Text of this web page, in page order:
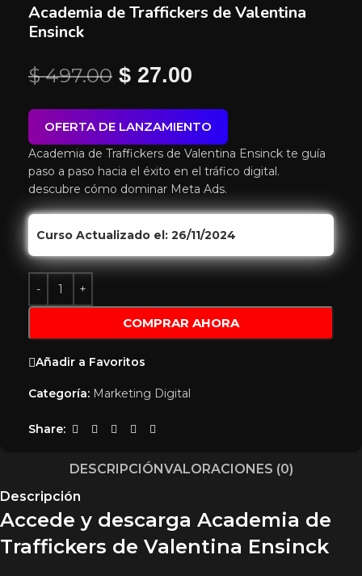
Academia de Traffickers de Valentina
Ensinck
$497.00 $ 27.00
OFERTA DE LANZAMIENTO
Academia de Traffickers de Valentina Ensinck te guía
paso a paso hacia el éxito en el tráfico digital.
descubre cómo dominar Meta Ads.
Curso Actualizado el: 26/11/2024
COMPRAR AHORA
Añadir a Favoritos
Categoría: Marketing Digital
Share:
DESCRIPCIÓN VALORACIONES (0)
Descripción
Accede y descarga Academia de
Traffickers de Valentina Ensinck